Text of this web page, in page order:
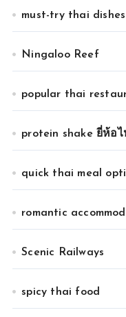
must-try thai dishes
Ningaloo Reef
popular thai
protein shake ยี่ห้อ
quick thai meal
romantic
Scenic Railways
spicy thai food